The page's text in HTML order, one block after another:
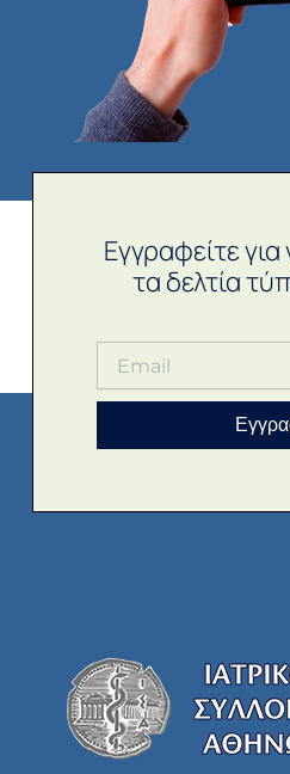
Εγγραφείτε
τα δελτία